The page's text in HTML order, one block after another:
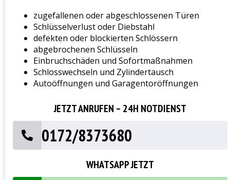
zugefallenen oder abgeschlossenen Türen
Schlüsselverlust oder Diebstahl
defekten oder blockierten Schlössern
abgebrochenen Schlüsseln
Einbruchschäden und Sofortmaßnahmen
Schlosswechseln und Zylindertausch
Autoöffnungen und Garagentoröffnungen
JETZT ANRUFEN – 24H NOTDIENST
0172/8373680
WHATSAPP JETZT